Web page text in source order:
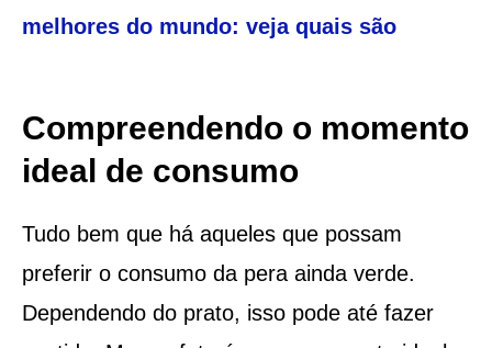
melhores do mundo: veja quais são
Compreendendo o momento
ideal de consumo
Tudo bem que há aqueles que possam
preferir o consumo da pera ainda verde.
Dependendo do prato, isso pode até fazer